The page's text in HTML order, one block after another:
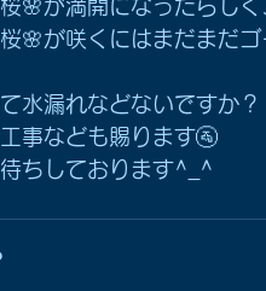
🌸が満開になったらし
🌸が咲くにはまだまだ
水漏れなどないですか？
事なども賜ります🚰
ちしております^_^